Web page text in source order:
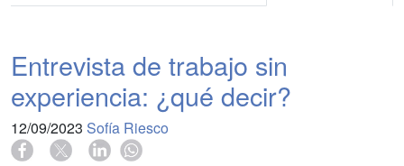
Entrevista de trabajo sin
experiencia: ¿qué decir?
12/09/2023 Sofía Riesco